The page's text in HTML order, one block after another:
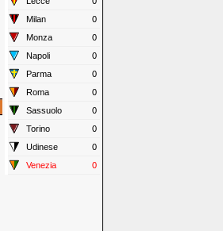
Milan
0
Monza
0
Napoli
0
Parma
0
Roma
0
Sassuolo
0
Torino
0
Udinese
0
Venezia
0